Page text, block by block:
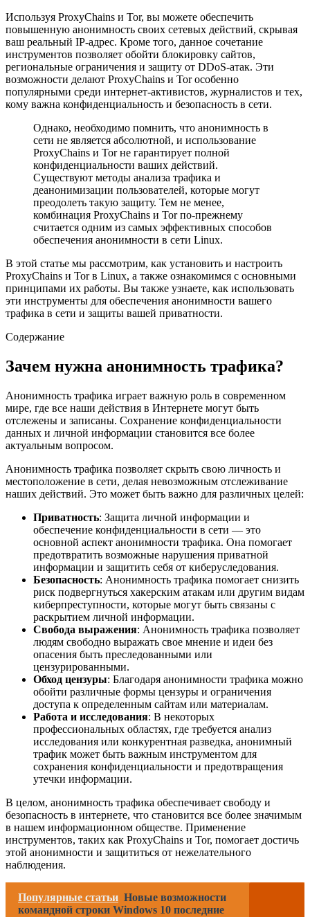
Используя ProxyChains и Tor, вы можете обеспечить
повышенную анонимность своих сетевых действий, скрывая
ваш реальный IP-адрес. Кроме того, данное сочетание
инструментов позволяет обойти блокировку сайтов,
региональные ограничения и защиту от DDoS-атак. Эти
возможности делают ProxyChains и Tor особенно
популярными среди интернет-активистов, журналистов и тех,
кому важна конфиденциальность и безопасность в сети.
Однако, необходимо помнить, что анонимность в
сети не является абсолютной, и использование
ProxyChains и Tor не гарантирует полной
конфиденциальности ваших действий.
Существуют методы анализа трафика и
деанонимизации пользователей, которые могут
преодолеть такую защиту. Тем не менее,
комбинация ProxyChains и Tor по-прежнему
считается одним из самых эффективных способов
обеспечения анонимности в сети Linux.
В этой статье мы рассмотрим, как установить и настроить
ProxyChains и Tor в Linux, а также ознакомимся с основными
принципами их работы. Вы также узнаете, как использовать
эти инструменты для обеспечения анонимности вашего
трафика в сети и защиты вашей приватности.
Содержание
Зачем нужна анонимность трафика?
Анонимность трафика играет важную роль в современном
мире, где все наши действия в Интернете могут быть
отслежены и записаны. Сохранение конфиденциальности
данных и личной информации становится все более
актуальным вопросом.
Анонимность трафика позволяет скрыть свою личность и
местоположение в сети, делая невозможным отслеживание
наших действий. Это может быть важно для различных целей:
Приватность: Защита личной информации и
обеспечение конфиденциальности в сети — это
основной аспект анонимности трафика. Она помогает
предотвратить возможные нарушения приватной
информации и защитить себя от киберуследования.
Безопасность: Анонимность трафика помогает снизить
риск подвергнуться хакерским атакам или другим видам
киберпреступности, которые могут быть связаны с
раскрытием личной информации.
Свобода выражения: Анонимность трафика позволяет
людям свободно выражать свое мнение и идеи без
опасения быть преследованными или
цензурированными.
Обход цензуры: Благодаря анонимности трафика можно
обойти различные формы цензуры и ограничения
доступа к определенным сайтам или материалам.
Работа и исследования: В некоторых
профессиональных областях, где требуется анализ
исследования или конкурентная разведка, анонимный
трафик может быть важным инструментом для
сохранения конфиденциальности и предотвращения
утечки информации.
В целом, анонимность трафика обеспечивает свободу и
безопасность в интернете, что становится все более значимым
в нашем информационном обществе. Применение
инструментов, таких как ProxyChains и Tor, помогает достичь
этой анонимности и защититься от нежелательного
наблюдения.
Популярные статьи Новые возможности
командной строки Windows 10 последние